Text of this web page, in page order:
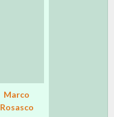
Marco
Rosasco